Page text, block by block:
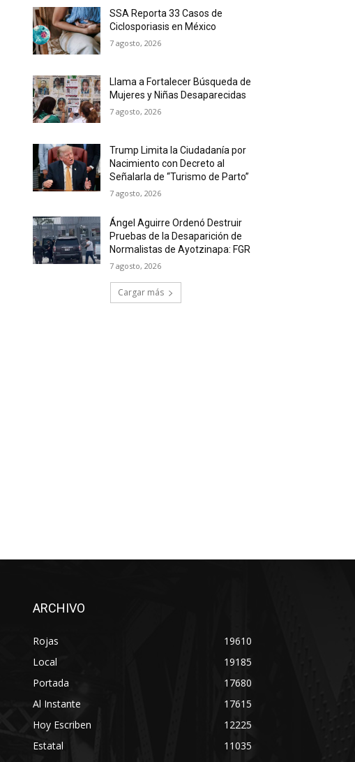
SSA Reporta 33 Casos de
Ciclosporiasis en México
7 agosto, 2026
Llama a Fortalecer Búsqueda de
Mujeres y Niñas Desaparecidas
7 agosto, 2026
Trump Limita la Ciudadanía por
Nacimiento con Decreto al
Señalarla de “Turismo de Parto”
7 agosto, 2026
Ángel Aguirre Ordenó Destruir
Pruebas de la Desaparición de
Normalistas de Ayotzinapa: FGR
7 agosto, 2026
Cargar más
ARCHIVO
Rojas
19610
Local
19185
Portada
17680
Al Instante
17615
Hoy Escriben
12225
Estatal
11035